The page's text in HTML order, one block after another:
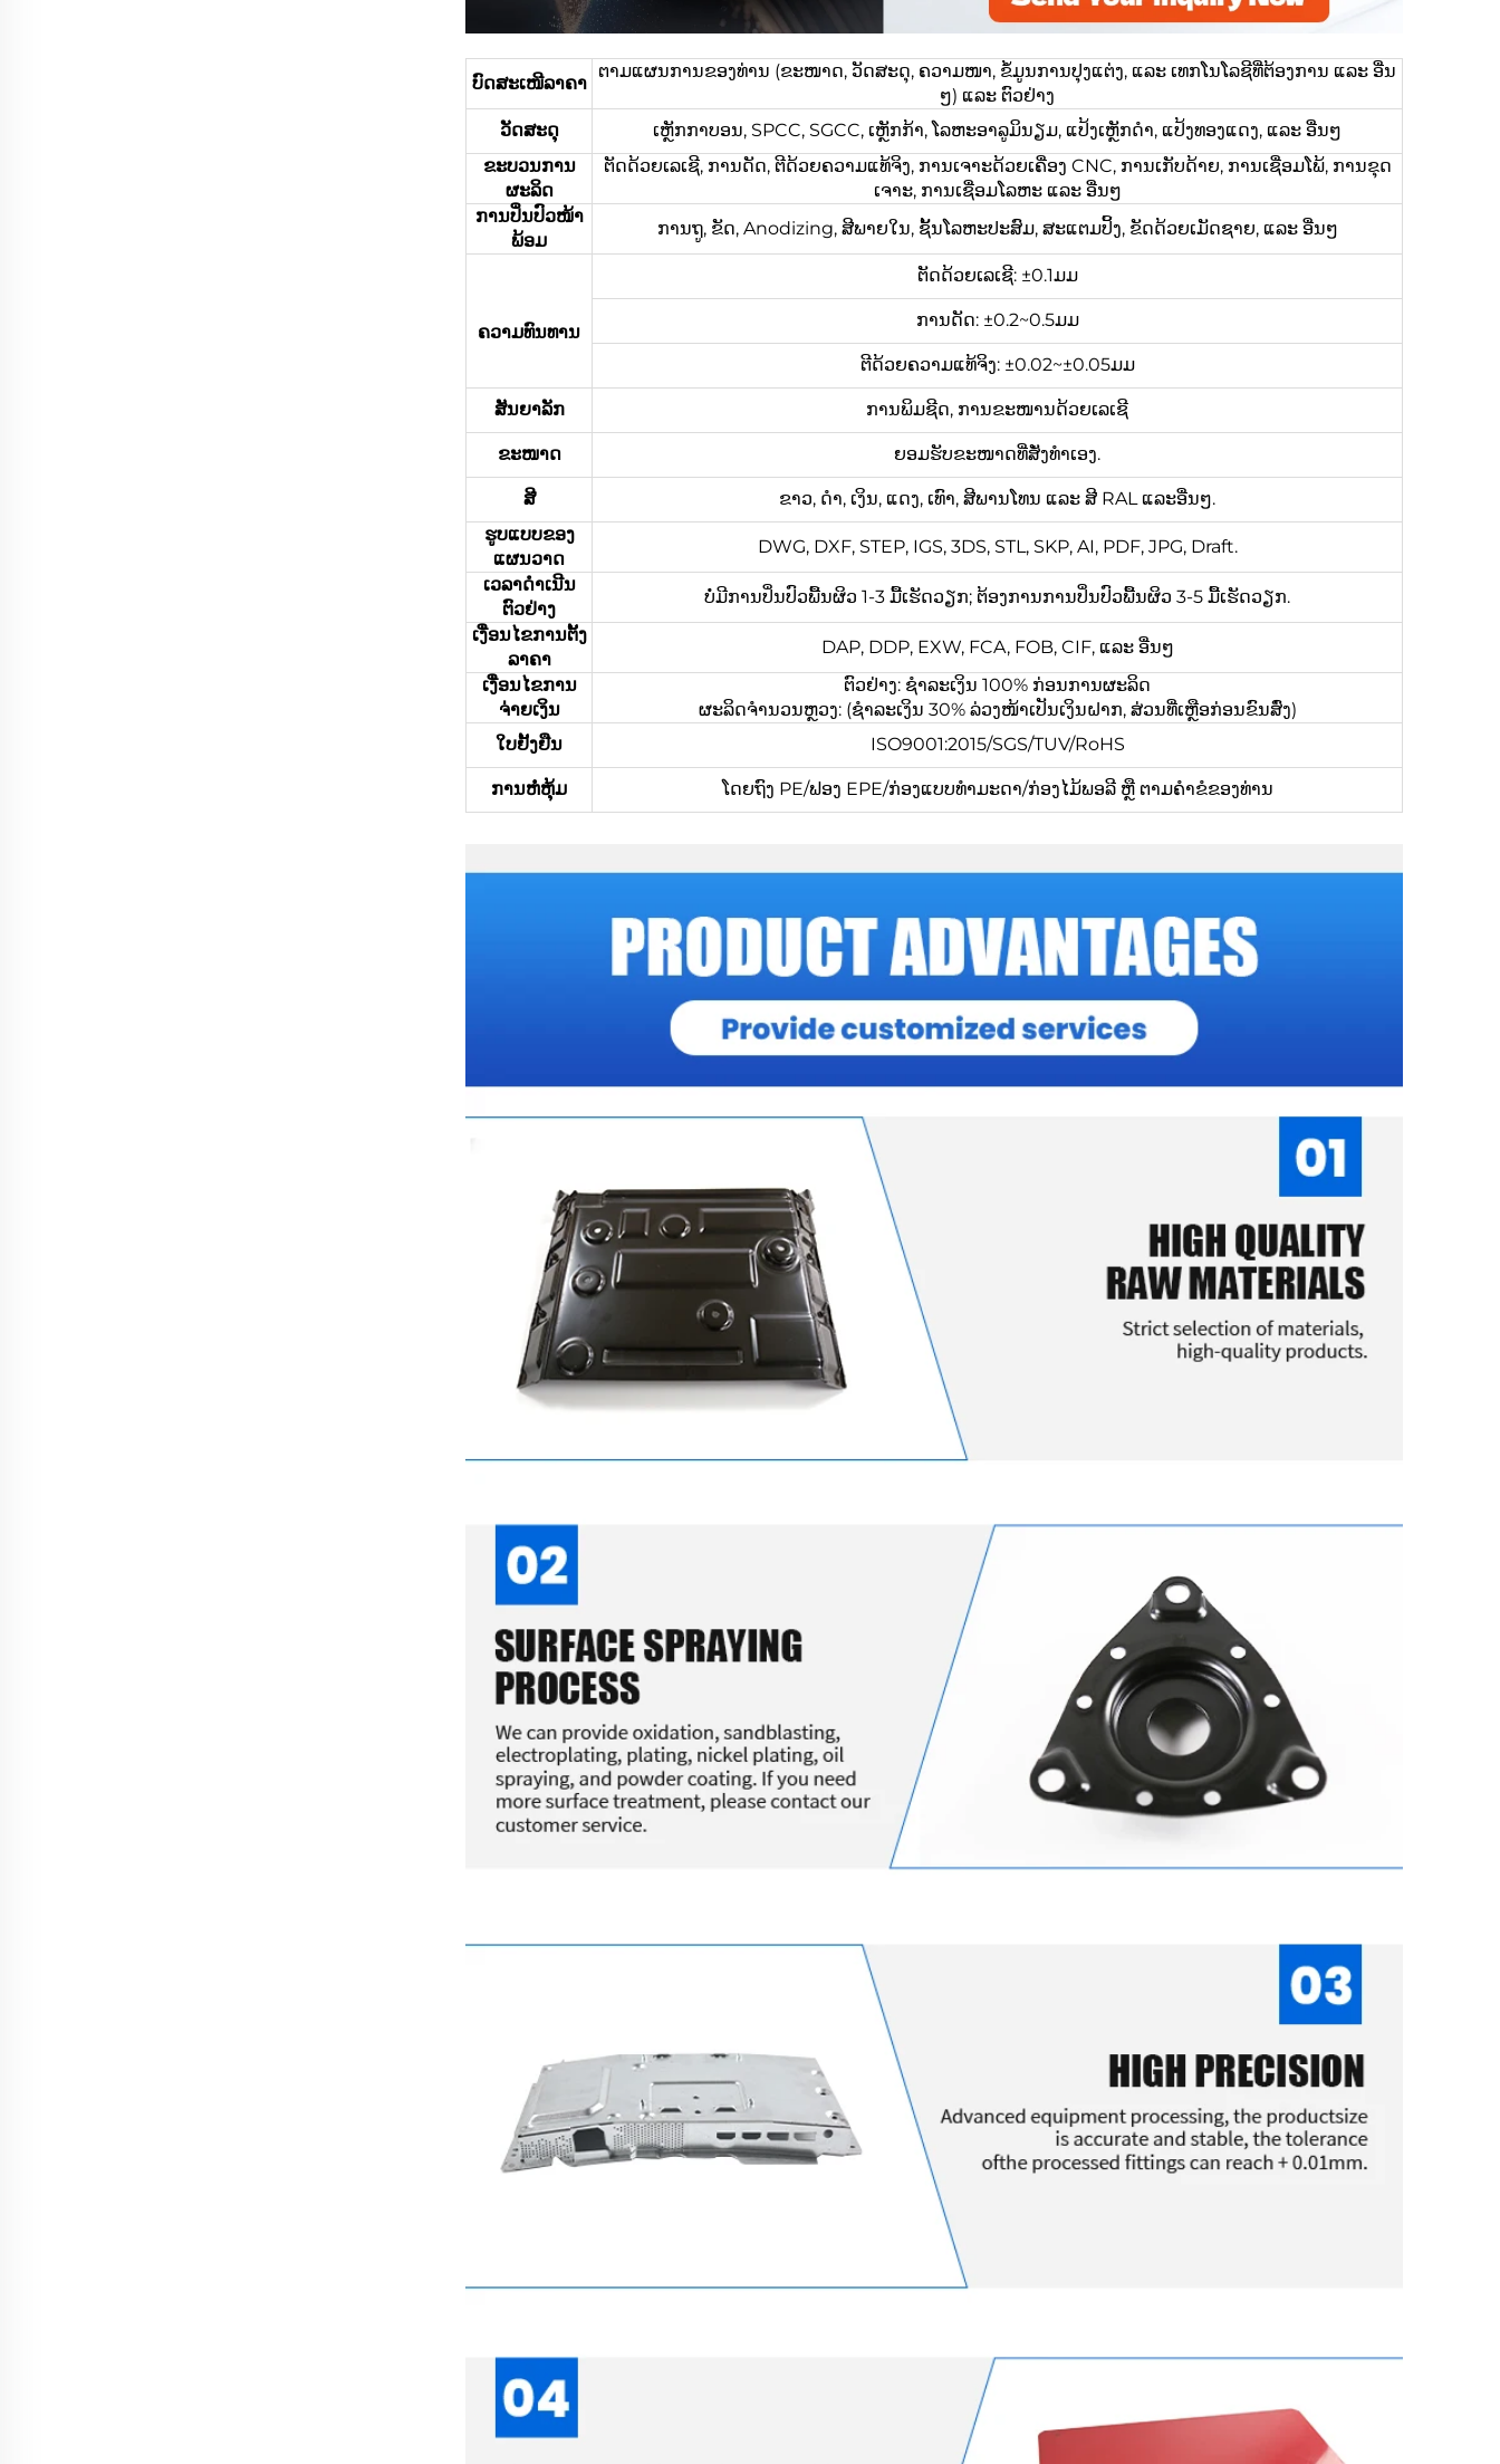
ບົດສະເໜີລາຄາ
ຕາມແຜນການຂອງທ່ານ (ຂະໜາດ, ວັດສະດຸ, ຄວາມໜາ, ຂໍ້ມູນການປຸງແຕ່ງ, ແລະ ເທກໂນໂລຊີທີ່ຕ້ອງການ ແລະ ອື່ນ
ໆ) ແລະ ຕົວຢ່າງ
ວັດສະດຸ
ເຫຼັກກາບອນ, SPCC, SGCC, ເຫຼັກກ້າ, ໂລຫະອາລູມິນຽມ, ແປ້ງເຫຼັກດຳ, ແປ້ງທອງແດງ, ແລະ ອື່ນໆ
ຂະບວນການ
ຜະລິດ
ຕັດດ້ວຍເລເຊີ, ການດັດ, ຕີດ້ວຍຄວາມແທ້ຈິງ, ການເຈາະດ້ວຍເຄື່ອງ CNC, ການເກັບດ້າຍ, ການເຊື່ອມໂພ້, ການຂຸດ
ເຈາະ, ການເຊື່ອມໂລຫະ ແລະ ອື່ນໆ
ການປິ່ນປົວໜ້າ
ພ້ອມ
ການຖູ, ຂັດ, Anodizing, ສີພາຍໃນ, ຊັ້ນໂລຫະປະສົມ, ສະແຕມປິ້ງ, ຂັດດ້ວຍເມັດຊາຍ, ແລະ ອື່ນໆ
ຄວາມທົນທານ
ຕັດດ້ວຍເລເຊີ: ±0.1ມມ
ການດັດ: ±0.2~0.5ມມ
ຕີດ້ວຍຄວາມແທ້ຈິງ: ±0.02~±0.05ມມ
ສັນຍາລັກ ການພິມຊີດ, ການຂະໜານດ້ວຍເລເຊີ
ຂະໜາດ ຍອມຮັບຂະໜາດທີ່ສັ່ງທຳເອງ.
ສີ
ຂາວ, ດຳ, ເງິນ, ແດງ, ເທົາ, ສີພານໂທນ ແລະ ສີ RAL ແລະອື່ນໆ.
ຮູບແບບຂອງ
ແຜນວາດ
DWG, DXF, STEP, IGS, 3DS, STL, SKP, AI, PDF, JPG, Draft.
ເວລາດຳເນີນ
ຕົວຢ່າງ
ບໍ່ມີການປິ່ນປົວພື້ນຜິວ 1-3 ມື້ເຮັດວຽກ; ຕ້ອງການການປິ່ນປົວພື້ນຜິວ 3-5 ມື້ເຮັດວຽກ.
ເງື່ອນໄຂການຕັ້ງ
ລາຄາ
DAP, DDP, EXW, FCA, FOB, CIF, ແລະ ອື່ນໆ
ເງື່ອນໄຂການ
ຈ່າຍເງິນ
ຕົວຢ່າງ: ຊຳລະເງິນ 100% ກ່ອນການຜະລິດ
ຜະລິດຈຳນວນຫຼວງ: (ຊຳລະເງິນ 30% ລ່ວງໜ້າເປັນເງິນຝາກ, ສ່ວນທີ່ເຫຼືອກ່ອນຂົນສົ່ງ)
ໃບຢັ້ງຢືນ
ISO9001:2015/SGS/TUV/RoHS
ການຫໍ່ຫຸ້ມ ໂດຍຖົງ PE/ຟອງ EPE/ກ່ອງແບບທຳມະດາ/ກ່ອງໄມ້ພອລີ ຫຼື ຕາມຄຳຂໍຂອງທ່ານ